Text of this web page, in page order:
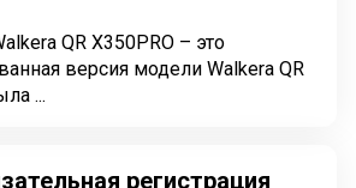
QR X350PRO – это
версия модели Walkera QR
...
регистрация